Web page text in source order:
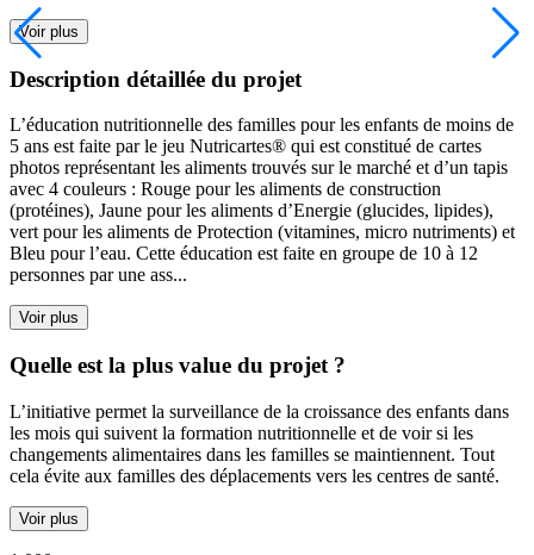
Voir plus
Description détaillée du projet
L’éducation nutritionnelle des familles pour les enfants de moins de
5 ans est faite par le jeu Nutricartes®️ qui est constitué de cartes
photos représentant les aliments trouvés sur le marché et d’un tapis
avec 4 couleurs : Rouge pour les aliments de construction
(protéines), Jaune pour les aliments d’Energie (glucides, lipides),
vert pour les aliments de Protection (vitamines, micro nutriments) et
Bleu pour l’eau. Cette éducation est faite en groupe de 10 à 12
personnes par une ass...
Voir plus
Quelle est la plus value du projet ?
L’initiative permet la surveillance de la croissance des enfants dans
les mois qui suivent la formation nutritionnelle et de voir si les
changements alimentaires dans les familles se maintiennent. Tout
cela évite aux familles des déplacements vers les centres de santé.
Voir plus